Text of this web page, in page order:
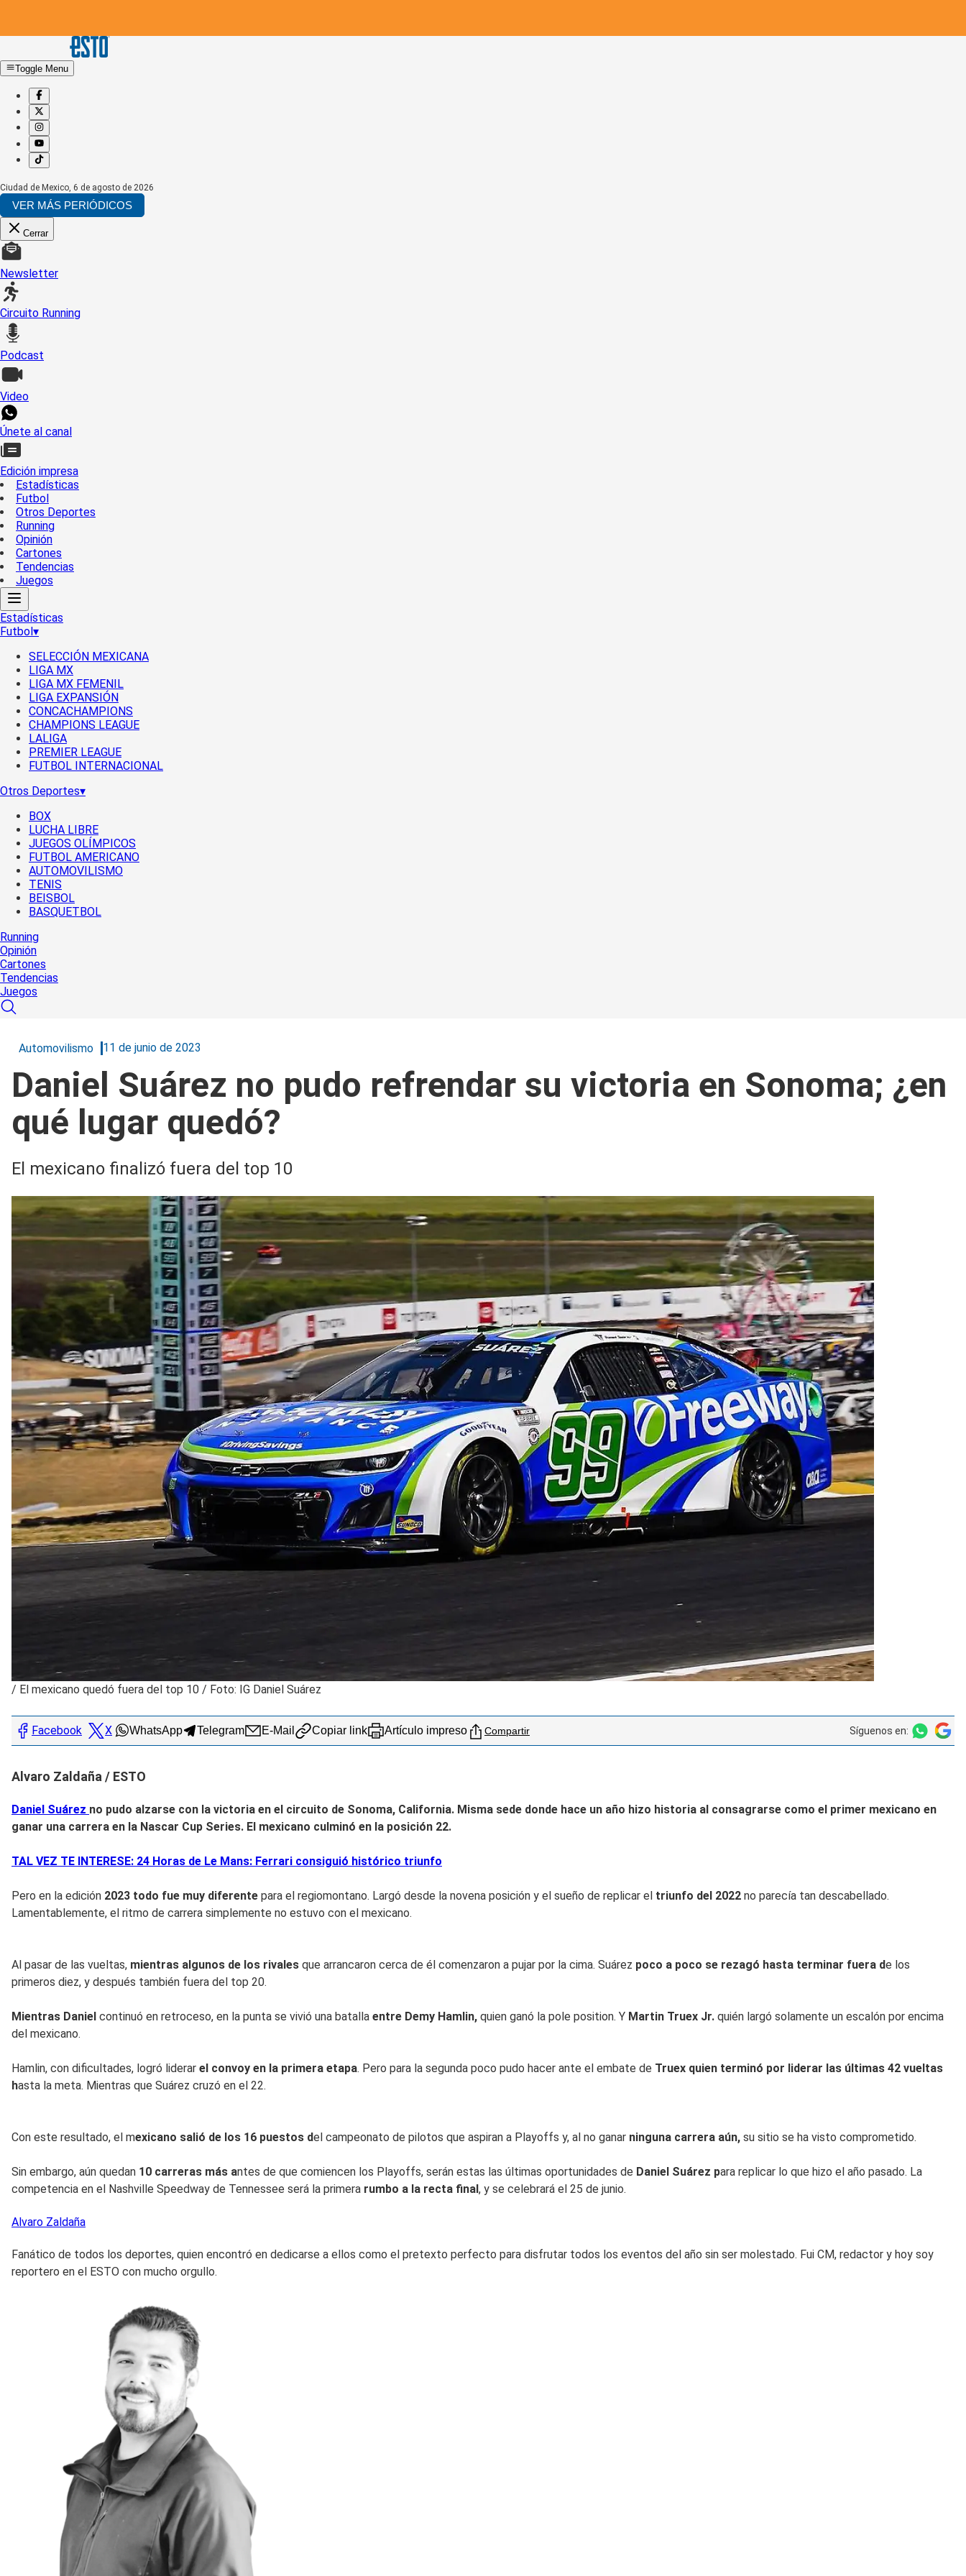
Toggle Menu
Ciudad de Mexico, 6 de agosto de 2026
VER MÁS PERIÓDICOS
Cerrar
Newsletter
Circuito Running
Podcast
Video
Únete al canal
Edición impresa
Estadísticas
Futbol
Otros Deportes
Running
Opinión
Cartones
Tendencias
Juegos
Estadísticas
Futbol▾
SELECCIÓN MEXICANA
LIGA MX
LIGA MX FEMENIL
LIGA EXPANSIÓN
CONCACHAMPIONS
CHAMPIONS LEAGUE
LALIGA
PREMIER LEAGUE
FUTBOL INTERNACIONAL
Otros Deportes▾
BOX
LUCHA LIBRE
JUEGOS OLÍMPICOS
FUTBOL AMERICANO
AUTOMOVILISMO
TENIS
BEISBOL
BASQUETBOL
Running
Opinión
Cartones
Tendencias
Juegos
Automovilismo 11 de junio de 2023
Daniel Suárez no pudo refrendar su victoria en Sonoma; ¿en
qué lugar quedó?
El mexicano finalizó fuera del top 10
/ El mexicano quedó fuera del top 10 / Foto: IG Daniel Suárez
Facebook X WhatsApp Telegram E-Mail Copiar link Artículo impreso Compartir Síguenos en:
Alvaro Zaldaña / ESTO
Daniel Suárez no pudo alzarse con la victoria en el circuito de Sonoma, California. Misma sede donde hace un año hizo historia al consagrarse como el primer mexicano en
ganar una carrera en la Nascar Cup Series. El mexicano culminó en la posición 22.
TAL VEZ TE INTERESE: 24 Horas de Le Mans: Ferrari consiguió histórico triunfo
Pero en la edición 2023 todo fue muy diferente para el regiomontano. Largó desde la novena posición y el sueño de replicar el triunfo del 2022 no parecía tan descabellado.
Lamentablemente, el ritmo de carrera simplemente no estuvo con el mexicano.
Al pasar de las vueltas, mientras algunos de los rivales que arrancaron cerca de él comenzaron a pujar por la cima. Suárez poco a poco se rezagó hasta terminar fuera de los
primeros diez, y después también fuera del top 20.
Mientras Daniel continuó en retroceso, en la punta se vivió una batalla entre Demy Hamlin, quien ganó la pole position. Y Martin Truex Jr. quién largó solamente un escalón por encima
del mexicano.
Hamlin, con dificultades, logró liderar el convoy en la primera etapa. Pero para la segunda poco pudo hacer ante el embate de Truex quien terminó por liderar las últimas 42 vueltas
hasta la meta. Mientras que Suárez cruzó en el 22.
Con este resultado, el mexicano salió de los 16 puestos del campeonato de pilotos que aspiran a Playoffs y, al no ganar ninguna carrera aún, su sitio se ha visto comprometido.
Sin embargo, aún quedan 10 carreras más antes de que comiencen los Playoffs, serán estas las últimas oportunidades de Daniel Suárez para replicar lo que hizo el año pasado. La
competencia en el Nashville Speedway de Tennessee será la primera rumbo a la recta final, y se celebrará el 25 de junio.
Alvaro Zaldaña
Fanático de todos los deportes, quien encontró en dedicarse a ellos como el pretexto perfecto para disfrutar todos los eventos del año sin ser molestado. Fui CM, redactor y hoy soy
reportero en el ESTO con mucho orgullo.